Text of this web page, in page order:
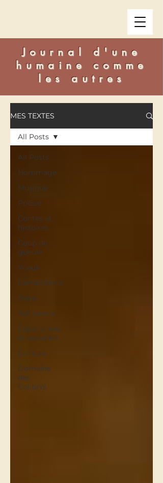
Journal d'une
humaine comme
les autres
MES TEXTES
All Posts
Hommage
Musique
Poésie
Contes et
histoires
Coup de
gueule
Voeux
Compostelle
Texte
Réflexions
Expériences
et ressentis
Ecriture
Domaine
des
ColibrYs
All Posts